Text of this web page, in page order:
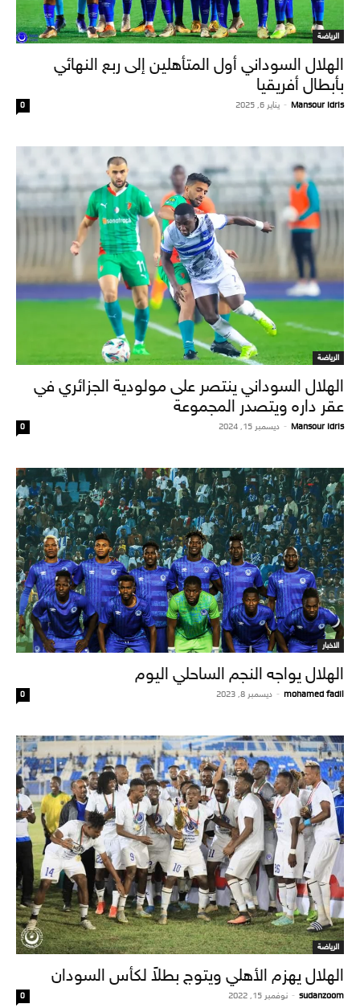
الرياضة
الهلال السوداني أول المتأهلين إلى ربع النهائي
بأبطال أفريقيا
Mansour Idris
- يناير 6, 2025 0
الرياضة
الهلال السوداني ينتصر على مولودية الجزائري في
عقر داره ويتصدر المجموعة
Mansour Idris
- ديسمبر 15, 2024 0
الاخبار
الهلال يواجه النجم الساحلي اليوم
mohamed fadil
- ديسمبر 8, 2023 0
الرياضة
الهلال يهزم الأهلي ويتوج بطلاً لكأس السودان
sudanzoom
- نوفمبر 15, 2022 0